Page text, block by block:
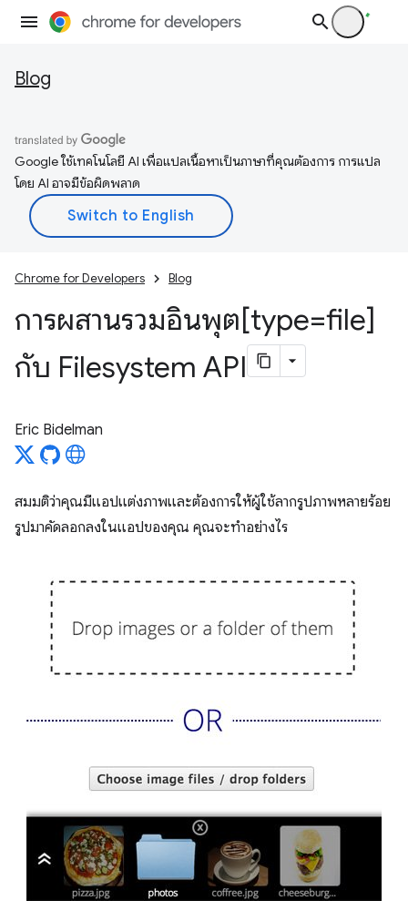
Blog
Google ใช้เทคโนโลยี AI เพื่อแปลเนื้อหาเป็นภาษาที่คุณต้องการ การแปล
โดย AI อาจมีข้อผิดพลาด
Chrome for Developers Blog
การผสานรวมอินพุต[type=file]
กับ Filesystem API
Eric Bidelman
สมมติว่าคุณมีแอปแต่งภาพและต้องการให้ผู้ใช้ลากรูปภาพหลายร้อย
รูปมาคัดลอกลงในแอปของคุณ คุณจะทำอย่างไร